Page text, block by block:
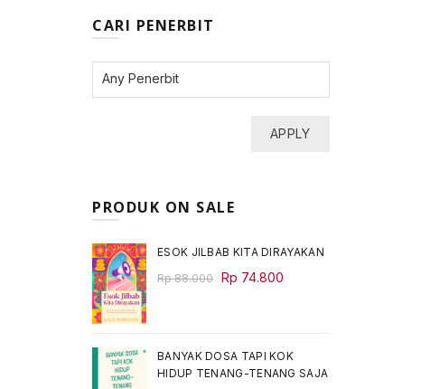
CARI PENERBIT
APPLY
PRODUK ON SALE
ESOK JILBAB KITA DIRAYAKAN
Rp88.000 Original
Rp 74.800
BANYAK DOSA TAPI KOK
HIDUP TENANG-TENANG SAJA